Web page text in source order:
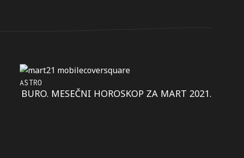
ASTRO
BURO. MESEČNI HOROSKOP ZA MART 2021.